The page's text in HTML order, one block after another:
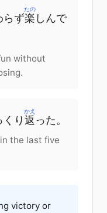
らず楽
たの
しんで
without
くり 返
かえ
った 。
the last five
victory or